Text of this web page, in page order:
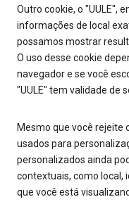
Outro cookie, o "UULE",
informações de local
possamos mostrar
O uso desse cookie
navegador e se você
"UULE" tem validade de
Mesmo que você rejeite
usados para
personalizados ainda
contextuais, como local,
que você está